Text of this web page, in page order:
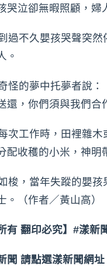
哭泣卻無暇照顧，婦
過不久嬰孩哭聲突然
。
怪的夢中托夢者說：
還，你們須與我們合
次工作時，田裡雜木
配收穫的小米，神明
梭，當年失蹤的嬰孩
。（作者／黃山高）
有 翻印必究】#漾新
聞 請點選漾新聞網